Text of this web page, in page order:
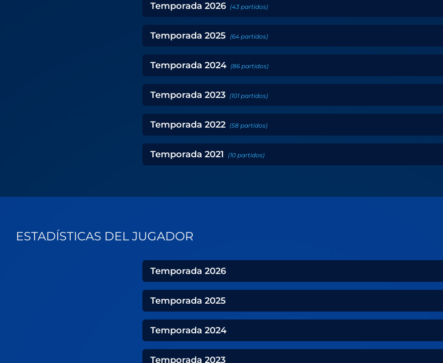
Temporada 2026 (43 partidos)
Temporada 2025 (64 partidos)
Temporada 2024 (86 partidos)
Temporada 2023 (101 partidos)
Temporada 2022 (58 partidos)
Temporada 2021 (10 partidos)
ESTADÍSTICAS DEL JUGADOR
Temporada 2026
Temporada 2025
Temporada 2024
Temporada 2023